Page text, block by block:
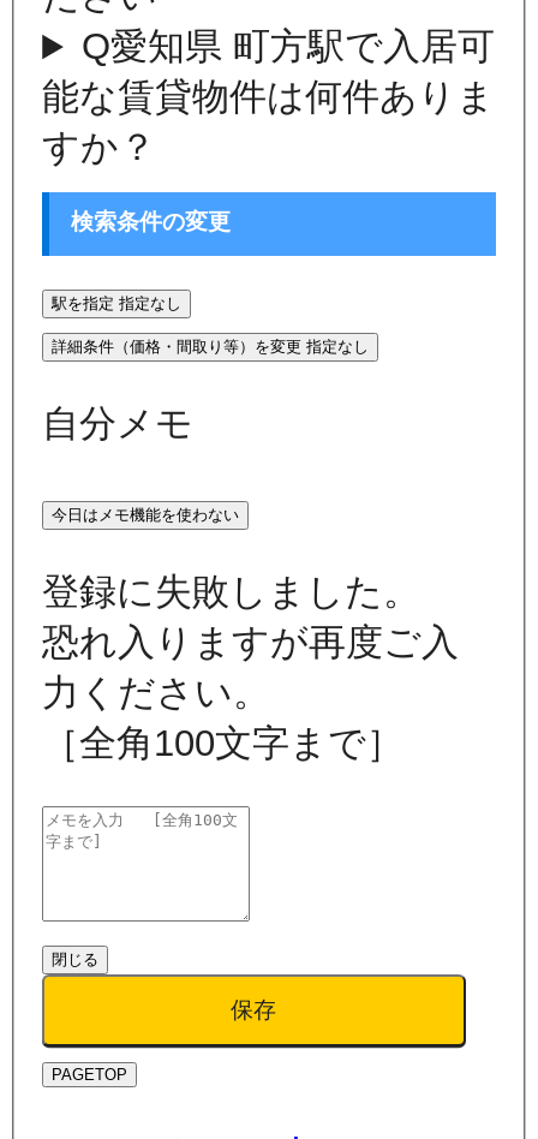
Q愛知県 町方駅で入居可
能な賃貸物件は何件ありま
すか？
検索条件の変更
駅を指定 指定なし
詳細条件（価格・間取り等）を変更 指定なし
自分メモ
今日はメモ機能を使わない
登録に失敗しました。
恐れ入りますが再度ご入
力ください。
［全角100文字まで］
閉じる
保存
PAGETOP